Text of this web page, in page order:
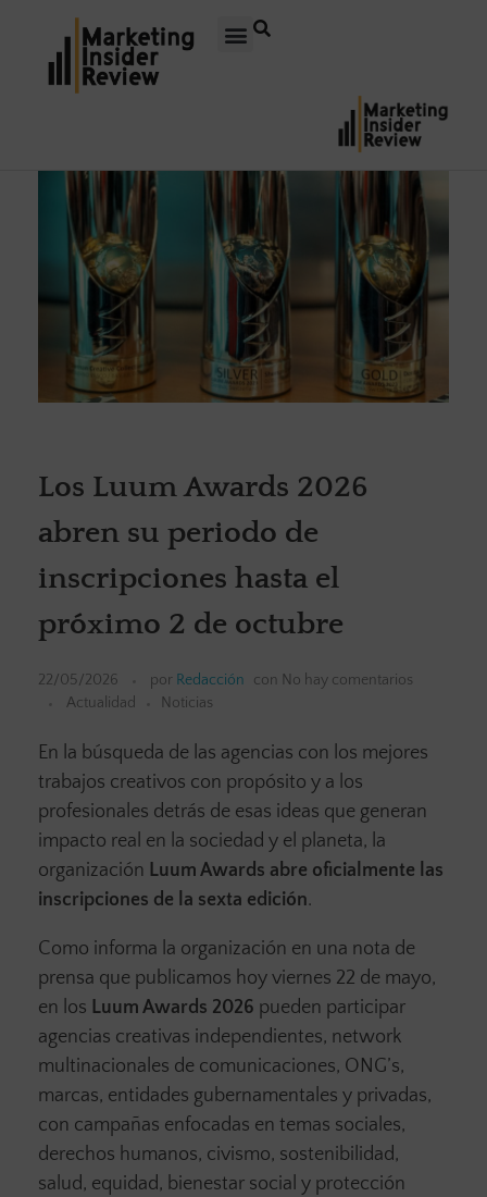
Los Luum Awards 2026
abren su periodo de
inscripciones hasta el
próximo 2 de octubre
22/05/2026 por Redacción con No hay comentarios
Actualidad
Noticias
En la búsqueda de las agencias con los mejores
trabajos creativos con propósito y a los
profesionales detrás de esas ideas que generan
impacto real en la sociedad y el planeta, la
organización Luum Awards abre oficialmente las
inscripciones de la sexta edición.
Como informa la organización en una nota de
prensa que publicamos hoy viernes 22 de mayo,
en los Luum Awards 2026 pueden participar
agencias creativas independientes, network
multinacionales de comunicaciones, ONG’s,
marcas, entidades gubernamentales y privadas,
con campañas enfocadas en temas sociales,
derechos humanos, civismo, sostenibilidad,
salud, equidad, bienestar social y protección